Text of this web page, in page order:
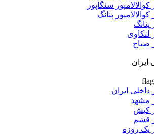
کوالالامپور سنگاپور
کوالالامپور پنانگ
پنانگ
لنکاوی
صباح
ایران
داخلی ایران
مشهد
کیش
قشم
یک روزه